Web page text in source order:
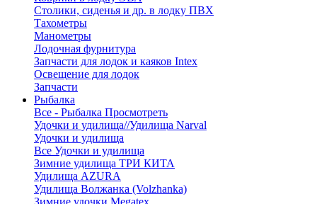
Столики, сиденья и др. в лодку ПВХ
Тахометры
Манометры
Лодочная фурнитура
Запчасти для лодок и каяков Intex
Освещение для лодок
Запчасти
Рыбалка
Все - Рыбалка Просмотреть
Удочки и удилища//Удилища Narval
Удочки и удилища
Все Удочки и удилища
Зимние удилища ТРИ КИТА
Удилища AZURA
Удилища Волжанка (Volzhanka)
Зимние удочки Megatex